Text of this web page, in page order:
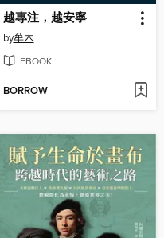
越專注，越安寧
by牟木
EBOOK
BORROW